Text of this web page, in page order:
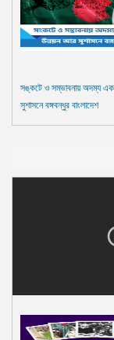
সঙ্কটে ও সম্ভাবনায় অদম্য
সুশাসনে বঙ্গবন্ধুর বাংলাদেশ